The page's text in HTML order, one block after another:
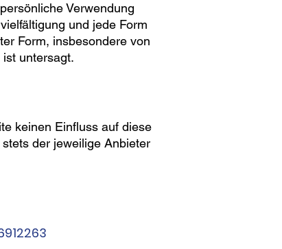
Verwendung
und jede Form
Form, insbesondere von
untersagt.
keinen Einfluss auf diese
der jeweilige Anbieter